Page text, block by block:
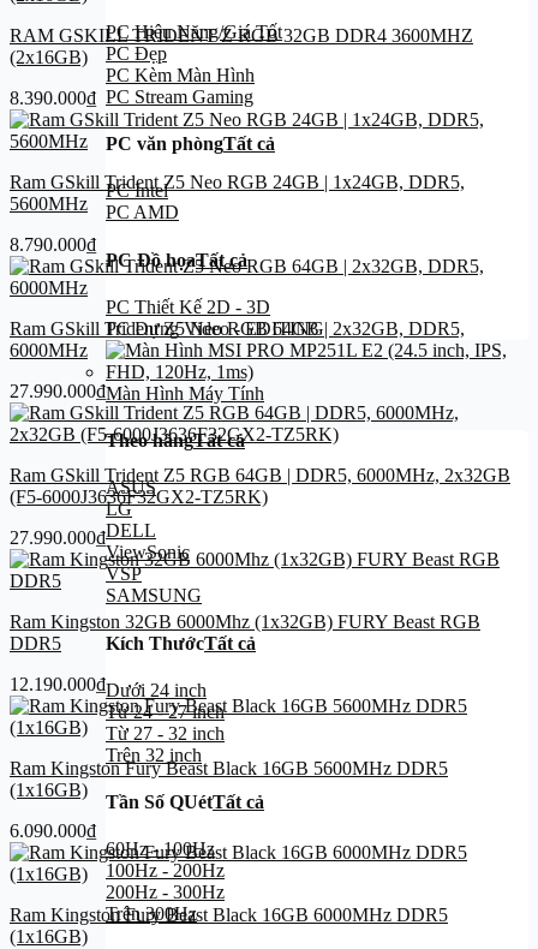
PC Hiệu Năng/Giá Tốt
PC Đẹp
PC Kèm Màn Hình
PC Stream Gaming
PC văn phòngTất cả
PC Intel
PC AMD
PC Đồ họaTất cả
PC Thiết Kế 2D - 3D
PC Dựng Video - EDITING
Màn Hình Máy Tính
Theo hãngTất cả
ASUS
LG
DELL
ViewSonic
VSP
SAMSUNG
Kích ThướcTất cả
Dưới 24 inch
Từ 24 - 27 inch
Từ 27 - 32 inch
Trên 32 inch
Tần Số QUétTất cả
60Hz - 100Hz
100Hz - 200Hz
200Hz - 300Hz
Trên 300Hz
RAM GSKILL TRIDENT Z RGB 32GB DDR4 3600MHZ
(2x16GB)
8.390.000₫
Ram GSkill Trident Z5 Neo RGB 24GB | 1x24GB, DDR5,
5600MHz
8.790.000₫
Ram GSkill Trident Z5 Neo RGB 64GB | 2x32GB, DDR5,
6000MHz
27.990.000₫
Ram GSkill Trident Z5 RGB 64GB | DDR5, 6000MHz, 2x32GB
(F5-6000J3636F32GX2-TZ5RK)
27.990.000₫
Ram Kingston 32GB 6000Mhz (1x32GB) FURY Beast RGB
DDR5
12.190.000₫
Ram Kingston Fury Beast Black 16GB 5600MHz DDR5
(1x16GB)
6.090.000₫
Ram Kingston Fury Beast Black 16GB 6000MHz DDR5
(1x16GB)